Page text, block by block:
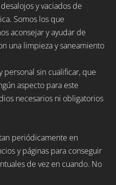
y vaciados de
Somos los que
aconsejar y ayudar de
una limpieza y saneamiento
personal sin cualificar, que
aspecto para este
necesarios ni obligatorios
periódicamente en
y páginas para conseguir
de vez en cuando. No